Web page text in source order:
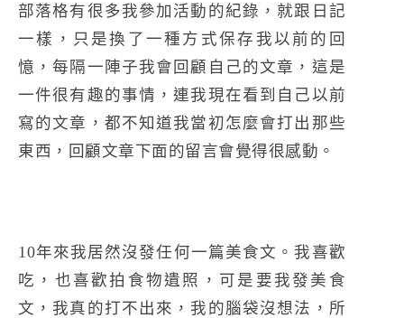
部落格有很多我參加活動的紀錄，就跟日記
一樣，只是換了一種方式保存我以前的回
憶，每隔一陣子我會回顧自己的文章，這是
一件很有趣的事情，連我現在看到自己以前
寫的文章，都不知道我當初怎麼會打出那些
東西，回顧文章下面的留言會覺得很感動。
10年來我居然沒發任何一篇美食文。我喜歡
吃，也喜歡拍食物遺照，可是要我發美食
文，我真的打不出來，我的腦袋沒想法，所